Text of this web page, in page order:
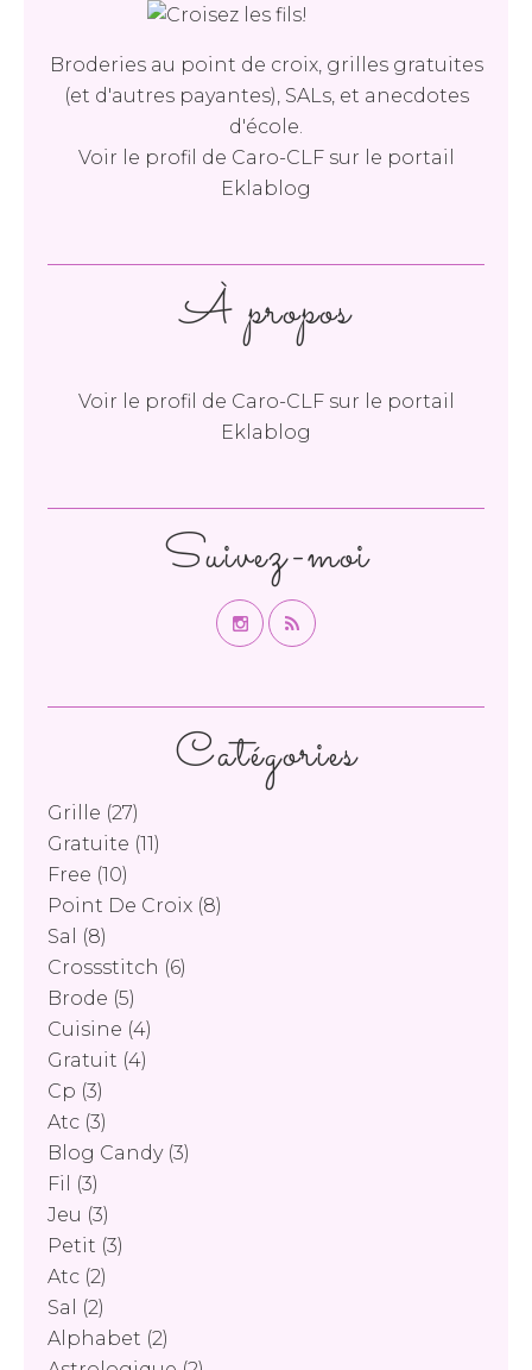
Catégories
Grille (27)
Gratuite (11)
Free (10)
Point De Croix (8)
Sal
(8)
Crossstitch (6)
Brode (5)
Cuisine (4)
Gratuit (4)
Cp (3)
Atc (3)
Blog Candy(3)
Fil
(3)
Jeu (3)
Petit (3)
Atc (2)
Sal
(2)
Alphabet (2)
Broderies au point de croix, grilles gratuites
(et d'autres payantes), SALs, et anecdotes
d'école.
Voir le profil de Caro-CLFsur le portail
Eklablog
Suivez-moi
À propos
Voir le profil de Caro-CLFsur le portail
Eklablog